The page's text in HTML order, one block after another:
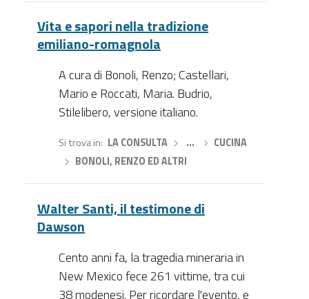
Vita e sapori nella tradizione
emiliano-romagnola
A cura di Bonoli, Renzo; Castellari,
Mario e Roccati, Maria. Budrio,
Stilelibero, versione italiano.
Si trova in LA CONSULTA› …
CUCINA
BONOLI, RENZO ED ALTRI
Walter Santi, il testimone di
Dawson
Cento anni fa, la tragedia mineraria in
New Mexico fece 261 vittime, tra cui
38 modenesi. Per ricordare l'evento, e